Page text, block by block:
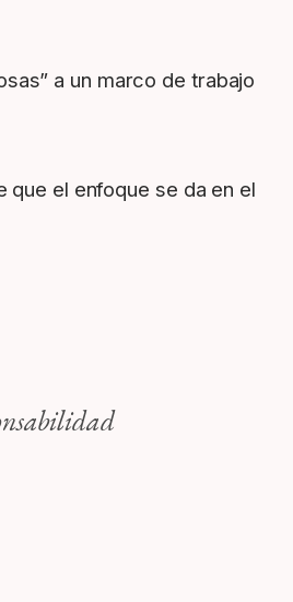
a un marco de trabajo
el enfoque se da en el